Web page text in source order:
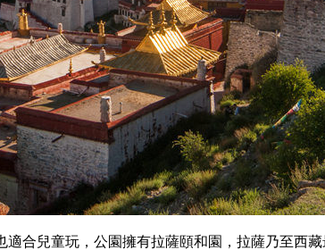
合兒童玩，公園擁有拉薩頤和園，拉薩乃至西